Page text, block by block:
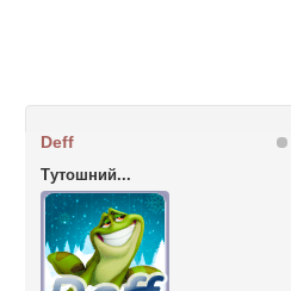
Deff
Тутошний...